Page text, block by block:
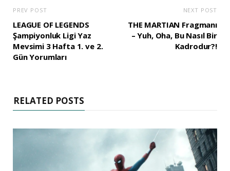
PREV POST
LEAGUE OF LEGENDS
Şampiyonluk Ligi Yaz
Mevsimi 3 Hafta 1. ve 2.
Gün Yorumları
NEXT POST
THE MARTIAN Fragmanı
– Yuh, Oha, Bu Nasıl Bir
Kadrodur?!
RELATED POSTS